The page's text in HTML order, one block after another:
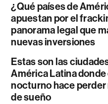
¿Qué países de
apuestan por el
panorama legal que
nuevas inversiones
Estas son las
América Latina
nocturno hace perder
de sueño